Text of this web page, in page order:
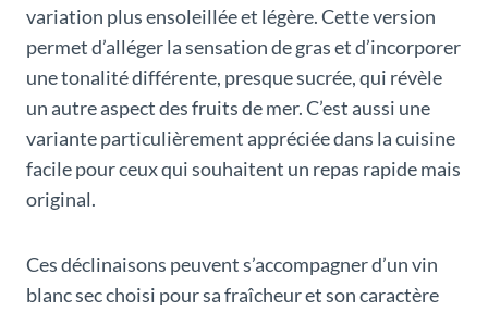
variation plus ensoleillée et légère. Cette version
permet d’alléger la sensation de gras et d’incorporer
une tonalité différente, presque sucrée, qui révèle
un autre aspect des fruits de mer. C’est aussi une
variante particulièrement appréciée dans la cuisine
facile pour ceux qui souhaitent un repas rapide mais
original.
Ces déclinaisons peuvent s’accompagner d’un vin
blanc sec choisi pour sa fraîcheur et son caractère